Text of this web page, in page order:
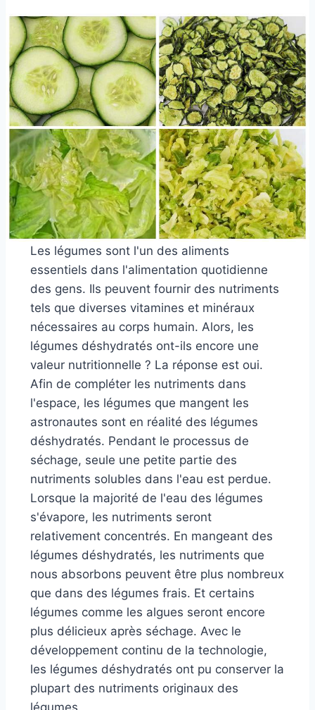
Les légumes sont l'un des aliments
essentiels dans l'alimentation quotidienne
des gens. Ils peuvent fournir des nutriments
tels que diverses vitamines et minéraux
nécessaires au corps humain. Alors, les
légumes déshydratés ont-ils encore une
valeur nutritionnelle ? La réponse est oui.
Afin de compléter les nutriments dans
l'espace, les légumes que mangent les
astronautes sont en réalité des légumes
déshydratés. Pendant le processus de
séchage, seule une petite partie des
nutriments solubles dans l'eau est perdue.
Lorsque la majorité de l'eau des légumes
s'évapore, les nutriments seront
relativement concentrés. En mangeant des
légumes déshydratés, les nutriments que
nous absorbons peuvent être plus nombreux
que dans des légumes frais. Et certains
légumes comme les algues seront encore
plus délicieux après séchage. Avec le
développement continu de la technologie,
les légumes déshydratés ont pu conserver la
plupart des nutriments originaux des
légumes.